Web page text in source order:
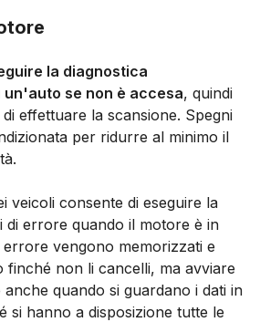
la diagnostica
se non è accesa, quindi
effettuare la scansione. Spegni
per ridurre al minimo il
veicoli consente di eseguire la
di errore quando il motore è in
vengono memorizzati e
finché non li cancelli, ma avviare
quando si guardano i dati in
si hanno a disposizione tutte le